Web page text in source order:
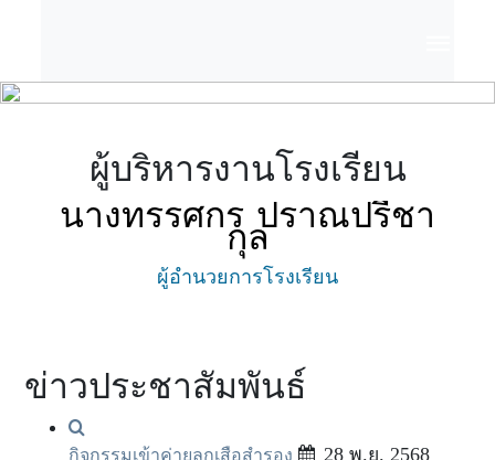
ผู้บริหารงานโรงเรียน
นางทรรศกร ปราณปรีชา
กุล
ผู้อำนวยการโรงเรียน
ข่าวประชาสัมพันธ์
กิจกรรมเข้าค่ายลูกเสือสำรอง 28 พ.ย. 2568